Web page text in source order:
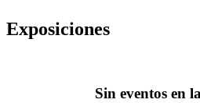
Exposiciones
Sin eventos en